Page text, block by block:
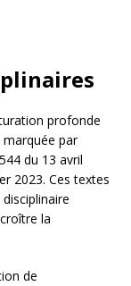
profonde
par
du 13 avril
2023. Ces textes
la
de